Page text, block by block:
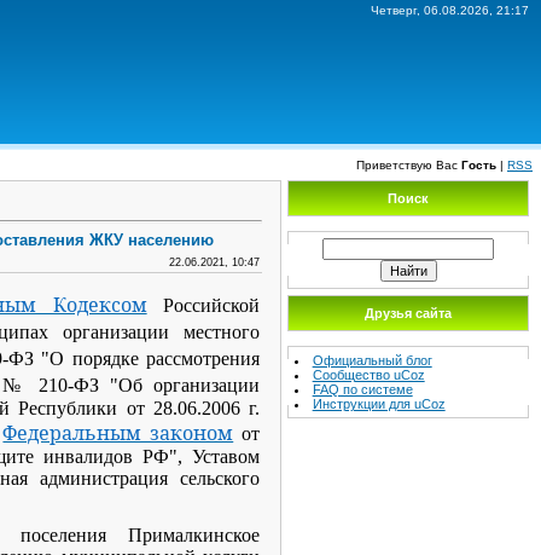
Четверг, 06.08.2026, 21:17
Приветствую Вас Гость | RSS
ЖКУ населению
22.06.2021, 10:47
КодексомРоссийской
организации местного
"О порядке рассмотрения
210-ФЗ "Об организации
Республики от 28.06.2006 г.
Федеральным законом от
инвалидов РФ", Уставом
администрация сельского
Прималкинское
Поиск
Друзья сайта
Официальный блог
Сообщество uCoz
FAQ по системе
Инструкции для uCoz